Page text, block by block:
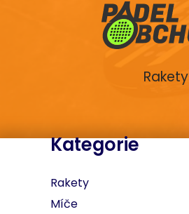
Rakety
Kategorie
Rakety
Míče